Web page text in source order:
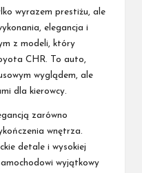
wyrazem prestiżu, ale
elegancja i
z modeli, który
CHR. To auto,
wyglądem, ale
dla kierowcy.
zarówno
wnętrza.
detale i wysokiej
wyjątkowy